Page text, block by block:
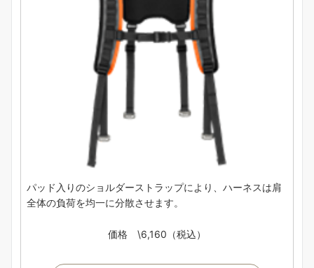
パッド入りのショルダーストラップにより、ハーネスは肩
全体の負荷を均一に分散させます。
価格 \6,160（税込）